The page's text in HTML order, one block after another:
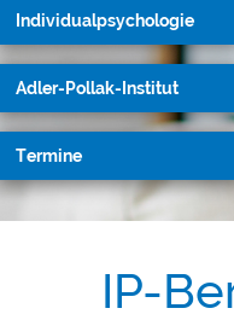
Individualpsychologie
Adler-Pollak-Institut
Termine
IP-